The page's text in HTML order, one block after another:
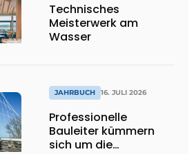
Technisches
Meisterwerk am
Wasser
JAHRBUCH 16. JULI 2026
Professionelle
Bauleiter kümmern
sich um die